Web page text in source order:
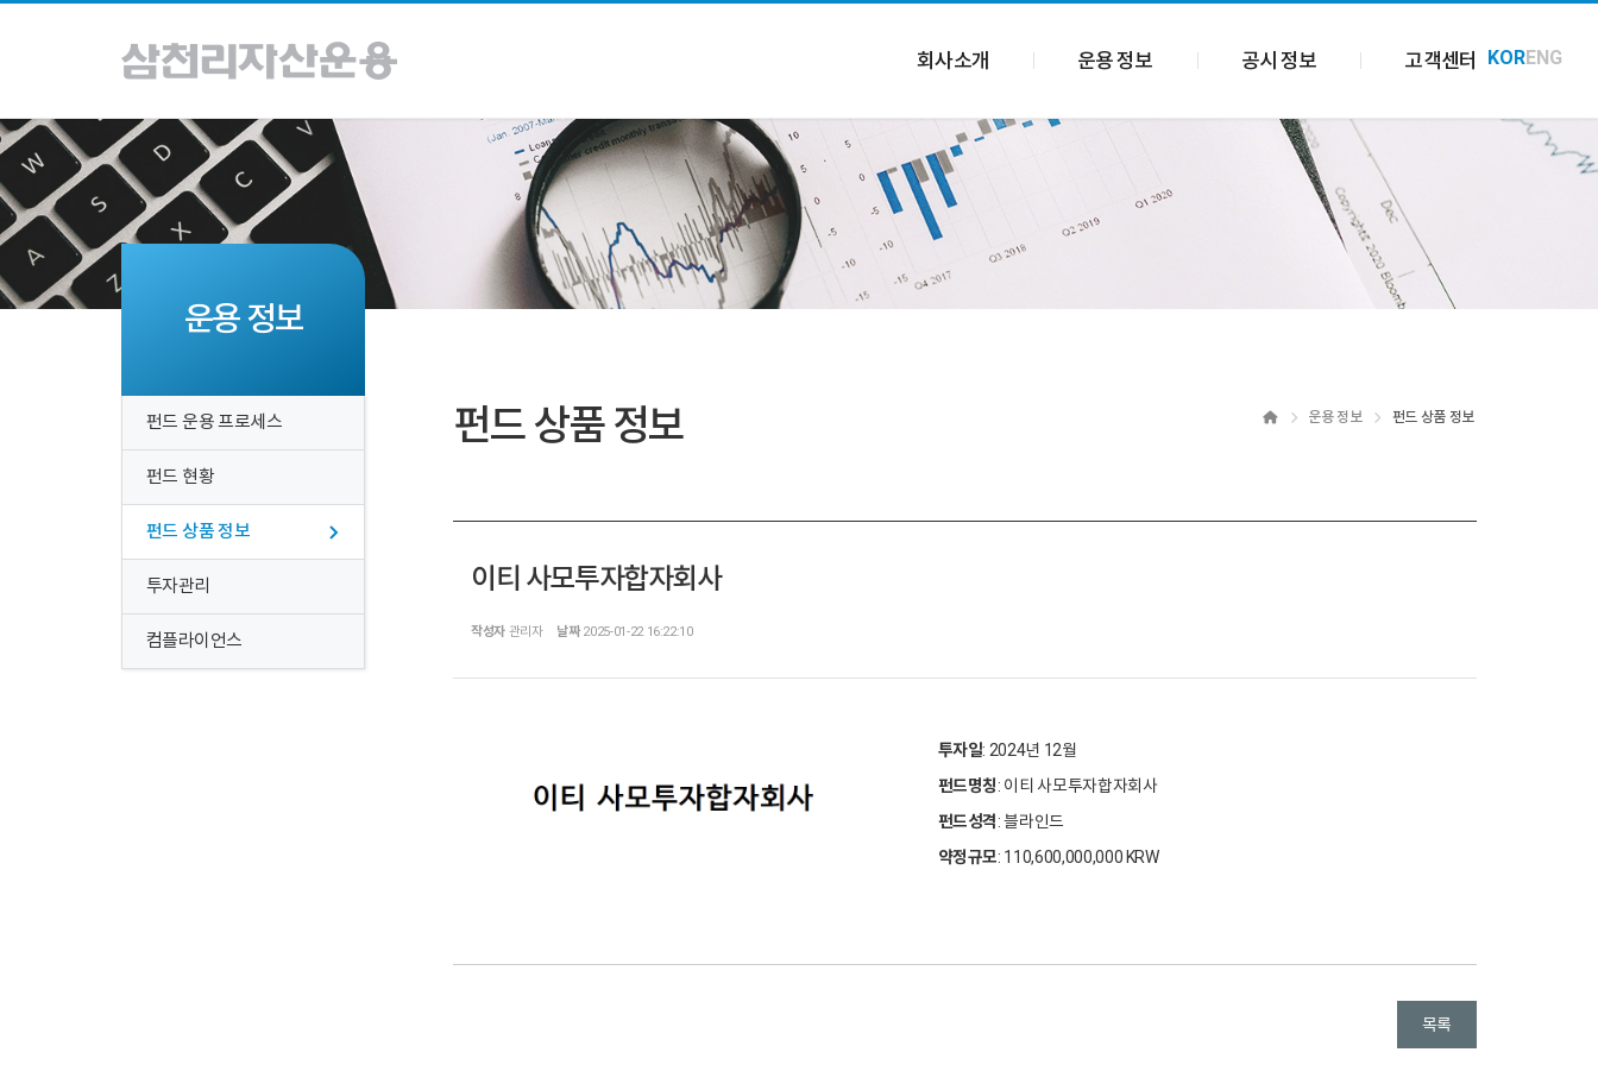
KORENG
회사소개 운용 정보 공시 정보 고객센터
운용 정보
펀드 운용 프로세스
펀드 현황
펀드 상품 정보
투자관리
컴플라이언스
펀드 상품 정보 Home운용 정보 펀드 상품 정보
이티 사모투자합자회사
작성자 관리자 날짜2025-01-22 16:22:10
투자일: 2024년 12월
펀드명칭: 이티 사모투자합자회사
펀드성격: 블라인드
약정규모: 110,600,000,000 KRW
목록